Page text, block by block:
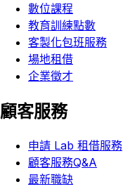
數位課程
教育訓練點數
客製化包班服務
場地租借
企業徵才
顧客服務
申請 Lab 租借服務
顧客服務Q&A
最新職缺